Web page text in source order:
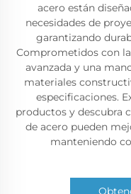
acero están
necesidades de
garantizando
Comprometidos con
avanzada y una
materiales
especificaciones.
productos y descubra
de acero pueden
manteniendo